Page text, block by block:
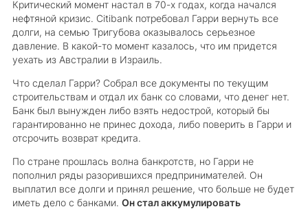
Критический момент настал в 70-х годах, когда начался
нефтяной кризис. Citibank потребовал Гарри вернуть все
долги, на семью Тригубова оказывалось серьезное
давление. В какой-то момент казалось, что им придется
уехать из Австралии в Израиль.
Что сделал Гарри? Собрал все документы по текущим
строительствам и отдал их банк со словами, что денег нет.
Банк был вынужден либо взять недострой, который бы
гарантированно не принес дохода, либо поверить в Гарри и
отсрочить возврат кредита.
По стране прошлась волна банкротств, но Гарри не
пополнил ряды разорившихся предпринимателей. Он
выплатил все долги и принял решение, что больше не будет
иметь дело с банками. Он стал аккумулировать